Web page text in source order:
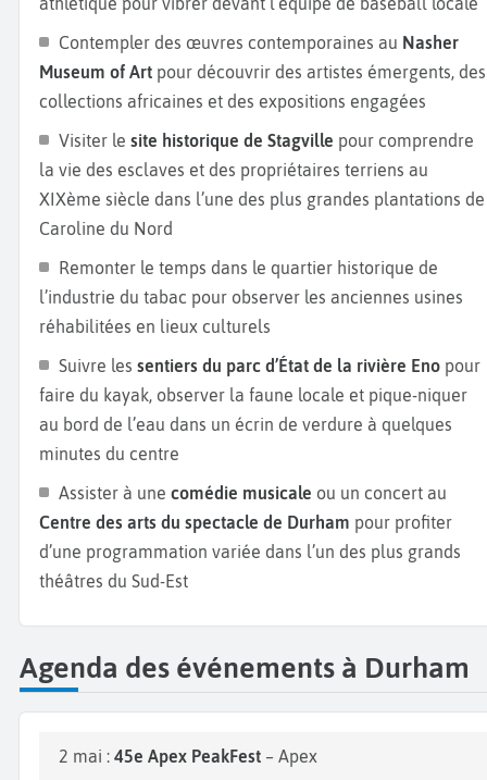
Contempler des œuvres contemporaines au Nasher
Museum of Art pour découvrir des artistes émergents, des
collections africaines et des expositions engagées
Visiter le site historique de Stagville pour comprendre
la vie des esclaves et des propriétaires terriens au
XIXème siècle dans l’une des plus grandes plantations de
Caroline du Nord
Remonter le temps dans le quartier historique de
l’industrie du tabac pour observer les anciennes usines
réhabilitées en lieux culturels
Suivre les sentiers du parc d’État de la rivière Eno pour
faire du kayak, observer la faune locale et pique-niquer
au bord de l’eau dans un écrin de verdure à quelques
minutes du centre
Assister à une comédie musicale ou un concert au
Centre des arts du spectacle de Durham pour profiter
d’une programmation variée dans l’un des plus grands
théâtres du Sud-Est
Agenda des événements à Durham
2 mai : 45e Apex PeakFest – Apex